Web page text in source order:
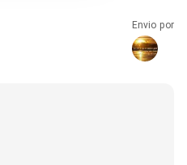
Envio por